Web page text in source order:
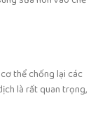
thể chống lại các
là rất quan trọng,